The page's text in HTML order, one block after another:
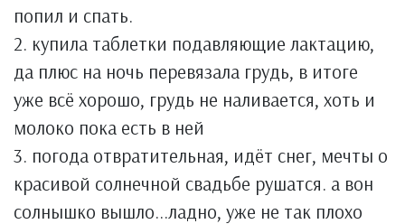
попил и спать.
2. купила таблетки подавляющие лактацию,
да плюс на ночь перевязала грудь, в итоге
уже всё хорошо, грудь не наливается, хоть и
молоко пока есть в ней
3. погода отвратительная, идёт снег, мечты о
красивой солнечной свадьбе рушатся. а вон
солнышко вышло...ладно, уже не так плохо